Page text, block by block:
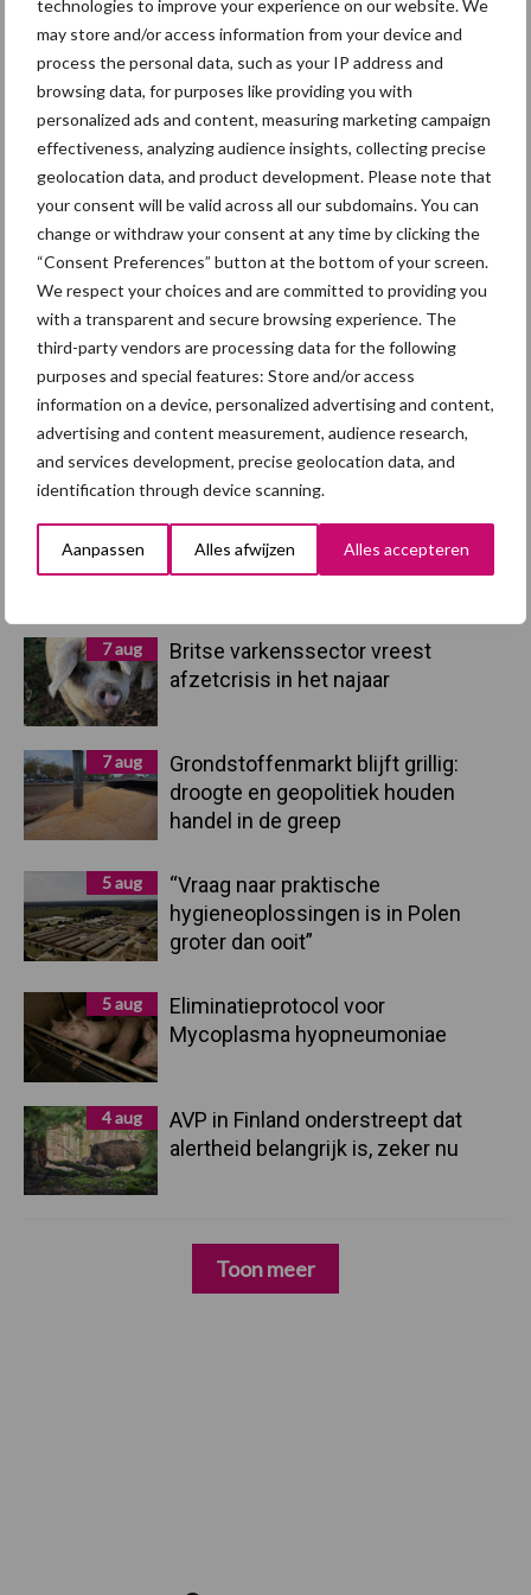
technologies to improve your experience on our website. We
may store and/or access information from your device and
process the personal data, such as your IP address and
browsing data, for purposes like providing you with
personalized ads and content, measuring marketing campaign
effectiveness, analyzing audience insights, collecting precise
geolocation data, and product development. Please note that
your consent will be valid across all our subdomains. You can
change or withdraw your consent at any time by clicking the
“Consent Preferences” button at the bottom of your screen.
We respect your choices and are committed to providing you
with a transparent and secure browsing experience. The
third-party vendors are processing data for the following
purposes and special features: Store and/or access
information on a device, personalized advertising and content,
advertising and content measurement, audience research,
and services development, precise geolocation data, and
identification through device scanning.
Aanpassen Alles afwijzen Alles accepteren
Primaire
Sidebar
Recent nieuws Partner nieuws
7 aug
Britse varkenssector vreest
afzetcrisis in het najaar
7 aug
Grondstoffenmarkt blijft grillig:
droogte en geopolitiek houden
handel in de greep
5 aug
“Vraag naar praktische
hygieneoplossingen is in Polen
groter dan ooit”
5 aug
Eliminatieprotocol voor
Mycoplasma hyopneumoniae
4 aug
AVP in Finland onderstreept dat
alertheid belangrijk is, zeker nu
Toon meer
Themapagina
Diergezondheid Fokkerij Huisvesting
Drijfmest Dunne fractie
Toon meer